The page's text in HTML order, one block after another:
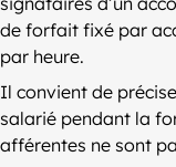
de forfait fixé par
par heure.
Il convient de
salarié pendant la
afférentes ne sont